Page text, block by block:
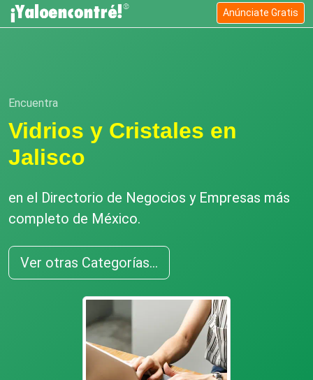
Anúnciate Gratis
Encuentra
Vidrios y Cristales en
Jalisco
en el Directorio de Negocios y Empresas más
completo de México.
Ver otras Categorías...